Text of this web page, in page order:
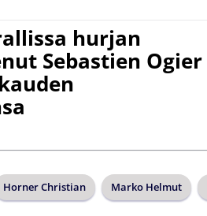
hurjan
Sebastien Ogier
Horner Christian Marko Helmut